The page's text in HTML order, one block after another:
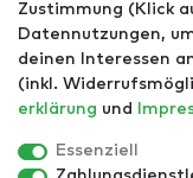
Impressum AGB
Zustimmung (Klick
Datennutzungen,
deinen Interessen
(inkl.
erklärung und
Essenziell